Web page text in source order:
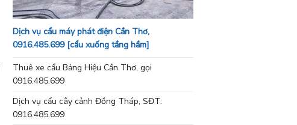
Dịch vụ cẩu máy phát điện Cần Thơ,
0916.485.699 [cẩu xuống tầng hầm]
Thuê xe cẩu Bảng Hiệu Cần Thơ, gọi
0916.485.699
Dịch vụ cẩu cây cảnh Đồng Tháp, SĐT:
0916.485.699